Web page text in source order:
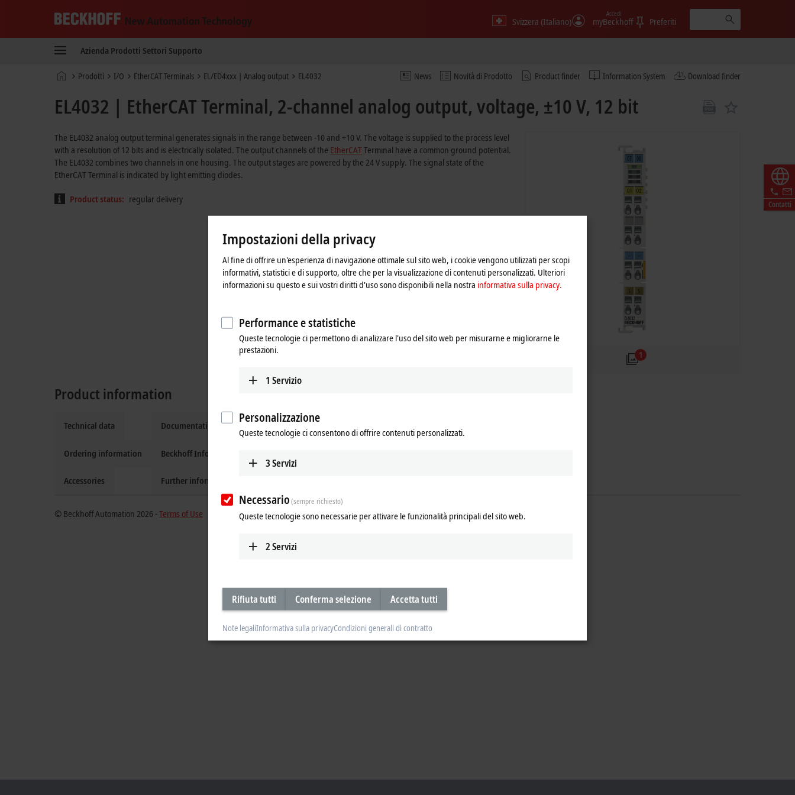
New
Technology
Svizzera (Italiano) myBeckhoff
Accedi
Preferiti
Azienda Prodotti Settori Supporto
News Novità di Prodotto Product finder Information System Download finder
Pagina Prodotti I/O EtherCAT Terminals EL/ED4xxx | Analog output EL4032
Contatti
EL4032 | EtherCAT Terminal, 2-channel analog output, voltage, ±10 V, 12 bit
1
The EL4032 analog output terminal generates signals in the range between -10 and +10 V. The voltage is supplied to the process level
with a resolution of 12 bits and is electrically isolated. The output channels of the EtherCAT Terminal have a common ground potential.
The EL4032 combines two channels in one housing. The output stages are powered by the 24 V supply. The signal state of the
EtherCAT Terminal is indicated by light emitting diodes.
Product status: regular delivery
Product information
Technical data
Ordering information
Accessories
Documentation and downloads
Beckhoff Information System
Further information
Related products
© Beckhoff Automation 2026 -Terms of Use
Impostazioni della privacy
Al fine di offrire un'esperienza di navigazione ottimale sul sito web, i cookie vengono utilizzati per scopi
informativi, statistici e di supporto, oltre che per la visualizzazione di contenuti personalizzati. Ulteriori
informazioni su questo e sui vostri diritti d'uso sono disponibili nella nostra informativa sulla privacy.
Performance e statistiche
Queste tecnologie ci permettono di analizzare l'uso del sito web per misurarne e migliorarne le
prestazioni.
1 Servizio
Personalizzazione
Queste tecnologie ci consentono di offrire contenuti personalizzati.
3Servizi
Necessario(sempre richiesto)
Queste tecnologie sono necessarie per attivare le funzionalità principali del sito web.
2Servizi
Rifiuta tutti Conferma selezione Accetta tutti
Note legaliInformativa sulla privacyCondizioni generali di contratto